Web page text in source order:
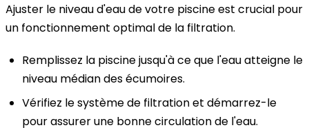
Ajuster le niveau d'eau de votre piscine est crucial pour
un fonctionnement optimal de la filtration.
Remplissez la piscine jusqu'à ce que l'eau atteigne le
niveau médian des écumoires.
Vérifiez le système de filtration et démarrez-le
pour assurer une bonne circulation de l'eau.